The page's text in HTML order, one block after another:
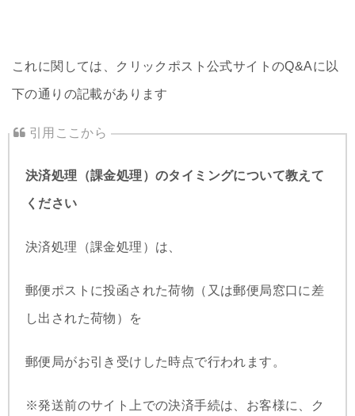
これに関しては、クリックポスト公式サイトのQ&Aに以
下の通りの記載があります
決済処理（課金処理）のタイミングについて教えて
ください
決済処理（課金処理）は、
郵便ポストに投函された荷物（又は郵便局窓口に差
し出された荷物）を
郵便局がお引き受けした時点で行われます。
※発送前のサイト上での決済手続は、お客様に、ク